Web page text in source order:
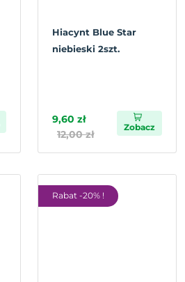
Hiacynt Blue Star
niebieski 2szt.
9,60 zł
12,00 zł
Zobacz
Rabat -20% !